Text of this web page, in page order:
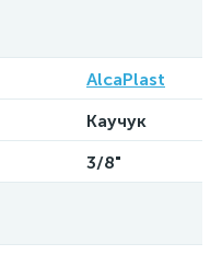
AlcaPlast
Каучук
3/8"